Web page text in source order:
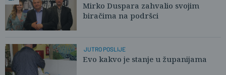
Mirko Duspara zahvalio svojim
biračima na podršci
JUTRO POSLIJE
Evo kakvo je stanje u županijama